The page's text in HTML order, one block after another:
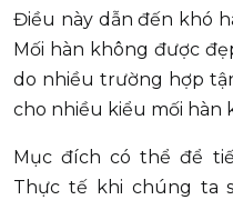
Điều này dẫn đến khó
Mối hàn không được
do nhiều trường hợp
cho nhiều kiểu mối hàn
Mục đích có thể để
Thực tế khi chúng ta